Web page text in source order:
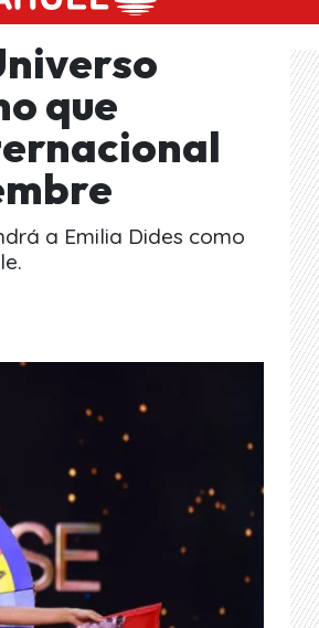
que
a Emilia Dides como